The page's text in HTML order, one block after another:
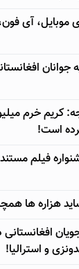
آی
کریم خرم
است!
فیلم
هزاره ها
و استرالیا!